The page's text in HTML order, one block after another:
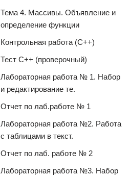
Тема 4. Массивы. Объявление и
определение функции
Контрольная работа (C++)
Тест С++ (проверочный)
Лабораторная работа № 1. Набор
и редактирование те.
Отчет по лаб.работе № 1
Лабораторная работа №2. Работа
с таблицами в текст.
Отчет по лаб. работе № 2
Лабораторная работа №3. Набор